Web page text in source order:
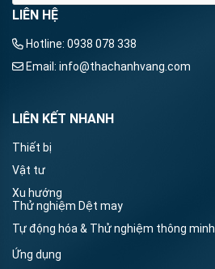
LIÊN HỆ
Hotline: 0938 078 338
Email: info@thachanhvang.com
LIÊN KẾT NHANH
Thiết bị
Vật tư
Xu hướng
Thử nghiệm Dệt may
Tự động hóa & Thử nghiệm thông minh
Ứng dụng